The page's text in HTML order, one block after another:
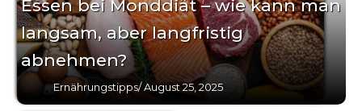
Essen bei Monddiät – wie kann man
langsam, aber langfristig
abnehmen?
Ernährungstipps/August 25, 2025